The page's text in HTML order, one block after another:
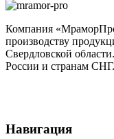
Компания
производству
Свердловской
России и странам СНГ.
Навигация